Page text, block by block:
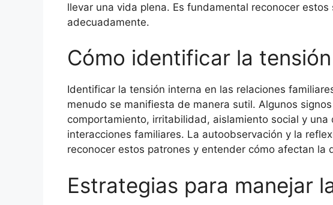
llevar una vida plena. Es fundamental reconocer
adecuadamente.
Cómo identificar la
Identificar la tensión interna en las relaciones
menudo se manifiesta de manera sutil. Algunos
comportamiento, irritabilidad, aislamiento social y
interacciones familiares. La autoobservación y la
reconocer estos patrones y entender cómo afectan la
Estrategias para manejar